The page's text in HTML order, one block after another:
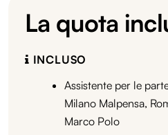
La quota
INCLUSO
Assistente per le
Milano Malpensa,
Marco Polo